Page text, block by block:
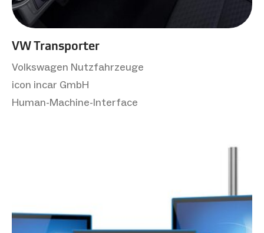
VW Transporter
Volkswagen Nutzfahrzeuge
icon incar GmbH
Human-Machine-Interface